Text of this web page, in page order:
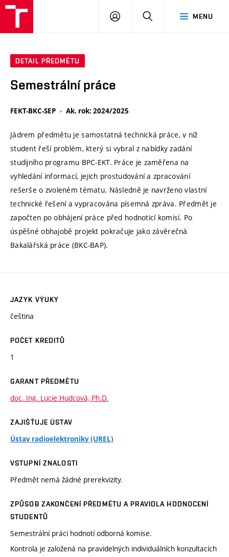
MENU
PŘIHLÁSIT
DETAIL PŘEDMĚTU
Semestrální práce
FEKT-BKC-SEP Ak. rok: 2024/2025
Jádrem předmětu je samostatná technická práce, v níž
student řeší problém, který si vybral z nabídky zadání
studijního programu BPC-EKT. Práce je zaměřena na
vyhledání informací, jejich prostudování a zpracování
rešerše o zvoleném tématu. Následně je navrženo vlastní
technické řešení a vypracována písemná zpráva. Předmět je
započten po obhájení práce před hodnoticí komisí. Po
úspěšné obhajobě projekt pokračuje jako závěrečná
Bakalářská práce (BKC-BAP).
JAZYK VÝUKY
čeština
POČET KREDITŮ
1
GARANT PŘEDMĚTU
doc. Ing. Lucie Hudcová, Ph.D.
ZAJIŠŤUJE ÚSTAV
Ústav radioelektroniky (UREL)
VSTUPNÍ ZNALOSTI
Předmět nemá žádné prerekvizity.
ZPŮSOB ZAKONČENÍ PŘEDMĚTU A PRAVIDLA HODNOCENÍ
STUDENTŮ
Semestrální práci hodnotí odborná komise.
Kontrola je založená na pravidelných individuálních konzultacích